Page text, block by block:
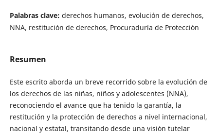
Palabras clave: derechos humanos, evolución de derechos,
NNA, restitución de derechos, Procuraduría de Protección
Resumen
Este escrito aborda un breve recorrido sobre la evolución de
los derechos de las niñas, niños y adolescentes (NNA),
reconociendo el avance que ha tenido la garantía, la
restitución y la protección de derechos a nivel internacional,
nacional y estatal, transitando desde una visión tutelar